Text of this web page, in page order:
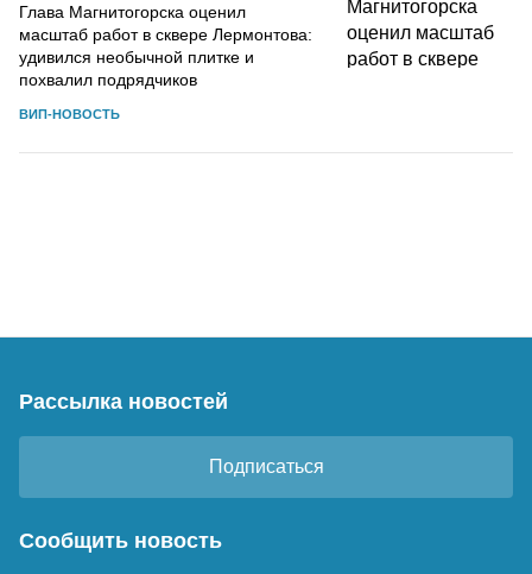
Глава Магнитогорска оценил
масштаб работ в сквере Лермонтова:
удивился необычной плитке и
похвалил подрядчиков
ВИП-НОВОСТЬ
Рассылка новостей
Подписаться
Сообщить новость